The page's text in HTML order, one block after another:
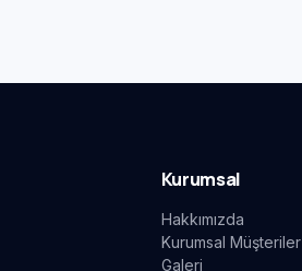
Kurumsal
Hakkımızda
Kurumsal Müşteriler
Galeri